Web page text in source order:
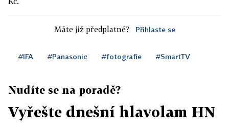
Máte již předplatné? Přihlaste se
#IFA #Panasonic #fotografie #SmartTV
Nudíte se na poradě?
Vyřešte dnešní hlavolam HN